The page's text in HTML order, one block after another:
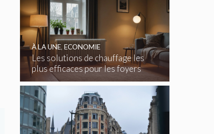
Les solutions de chauffage les
plus efficaces pour les foyers
belges
À LA UNE, ECONOMIE